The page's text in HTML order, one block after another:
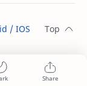
FIRE
/ IOS . All rights